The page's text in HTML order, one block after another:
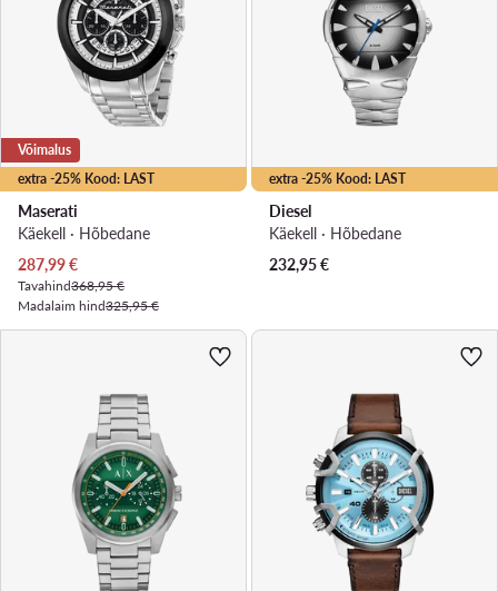
extra -25% Kood: LAST
Võimalus
Maserati
Käekell · Hõbedane
Praegune hind
287,99€
Tavahind368,95 €
Madalaim hind325,95 €
extra -25% Kood: LAST
Diesel
Käekell · Hõbedane
232,95€